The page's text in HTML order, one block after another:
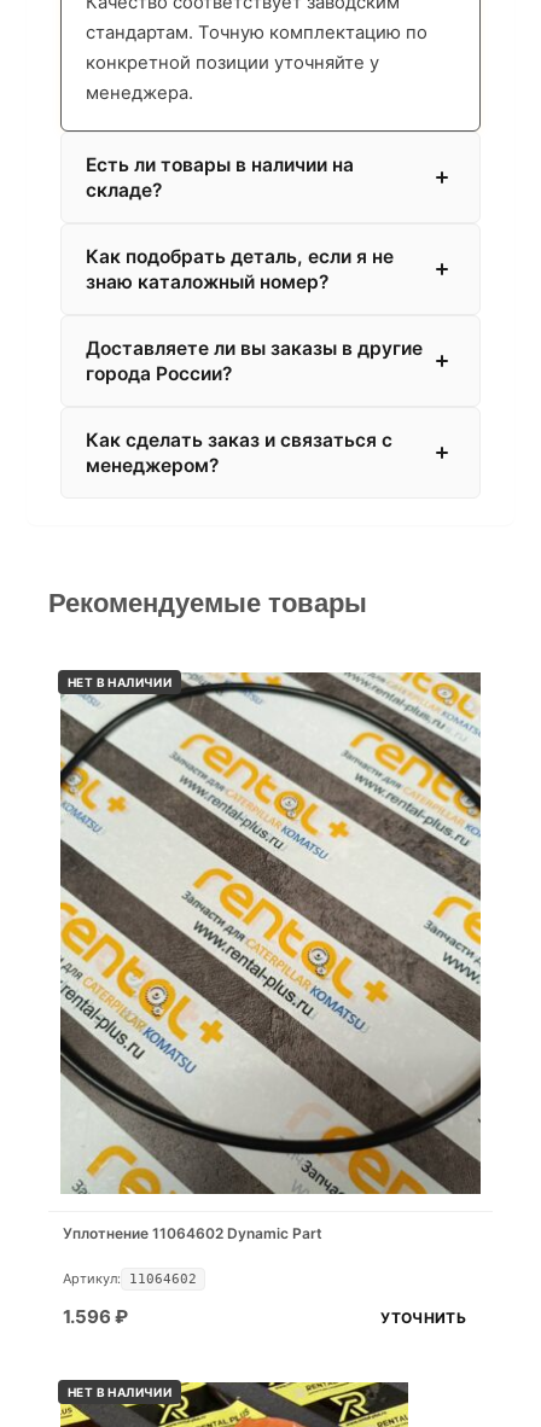
стандартам. Точную комплектацию по
конкретной позиции уточняйте у
менеджера.
Есть ли товары в наличии на
складе?
Как подобрать деталь, если я не
знаю каталожный номер?
Доставляете ли вы заказы в другие
города России?
Как сделать заказ и связаться с
менеджером?
Рекомендуемые товары
НЕТ В НАЛИЧИИ
Уплотнение 11064602 Dynamic Part
Артикул: 11064602
1.596 ₽ УТОЧНИТЬ
НЕТ В НАЛИЧИИ